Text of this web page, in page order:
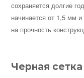
сохраняется долгие
начинается от 1,5 мм
на прочность
Черная сетка